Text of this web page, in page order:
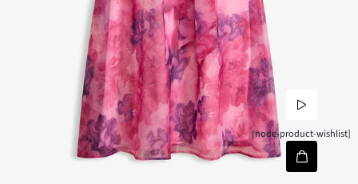
[node-product-wishlist]